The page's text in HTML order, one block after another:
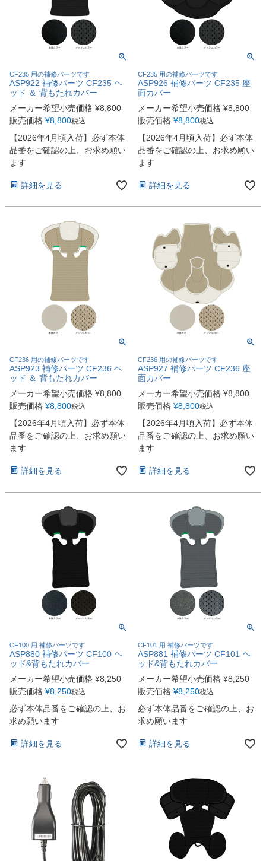
CF235 用の補修パーツです
ASP922 補修パーツ CF235 ヘ
ッド ＆ 背もたれカバー
メーカー希望小売価格 ¥8,800
販売価格 ¥8,800税込
【2026年4月頃入荷】必ず本体
品番をご確認の上、お求め願い
ます
詳細を見る
CF235 用の補修パーツです
ASP926 補修パーツ CF235 座
面カバー
メーカー希望小売価格 ¥8,800
販売価格 ¥8,800税込
【2026年4月頃入荷】必ず本体
品番をご確認の上、お求め願い
ます
詳細を見る
CF236 用の補修パーツです
ASP923 補修パーツ CF236 ヘ
ッド ＆ 背もたれカバー
メーカー希望小売価格 ¥8,800
販売価格 ¥8,800税込
【2026年4月頃入荷】必ず本体
品番をご確認の上、お求め願い
ます
詳細を見る
CF236 用の補修パーツです
ASP927 補修パーツ CF236 座
面カバー
メーカー希望小売価格 ¥8,800
販売価格 ¥8,800税込
【2026年4月頃入荷】必ず本体
品番をご確認の上、お求め願い
ます
詳細を見る
CF100 用 補修パーツです
ASP880 補修パーツ CF100 ヘ
ッド&背もたれカバー
メーカー希望小売価格 ¥8,250
販売価格 ¥8,250税込
必ず本体品番をご確認の上、お
求め願います
詳細を見る
CF101 用 補修パーツです
ASP881 補修パーツ CF101 ヘ
ッド&背もたれカバー
メーカー希望小売価格 ¥8,250
販売価格 ¥8,250税込
必ず本体品番をご確認の上、お
求め願います
詳細を見る